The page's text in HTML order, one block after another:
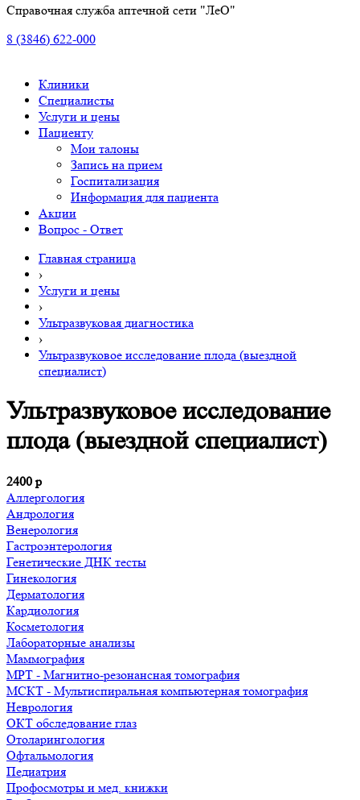
Справочная служба аптечной сети "ЛеО"
8 (3846) 622-000
Клиники
Специалисты
Услуги и цены
Пациенту
Мои талоны
Запись на прием
Госпитализация
Информация для пациента
Акции
Вопрос - Ответ
Главная страница
›
Услуги и цены
›
Ультразвуковая диагностика
›
Ультразвуковое исследование плода (выездной
специалист)
Ультразвуковое исследование
плода (выездной специалист)
2400 р
Аллергология
Андрология
Венерология
Гастроэнтерология
Генетические ДНК тесты
Гинекология
Дерматология
Кардиология
Косметология
Лабораторные анализы
Маммография
МРТ - Магнитно-резонансная томография
МСКТ - Мультиспиральная компьютерная томография
Неврология
ОКТ обследование глаз
Отоларингология
Офтальмология
Педиатрия
Профосмотры и мед. книжки